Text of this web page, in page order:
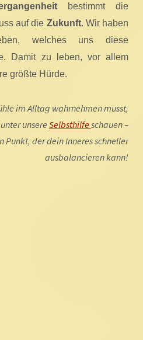
bestimmt die
auf die Zukunft. Wir haben
welches uns diese
Damit zu leben, vor allem
größte Hürde.
im Alltag wahrnehmen musst,
unsere Selbsthilfeschauen –
Punkt, der dein Inneres schneller
ausbalancieren kann!